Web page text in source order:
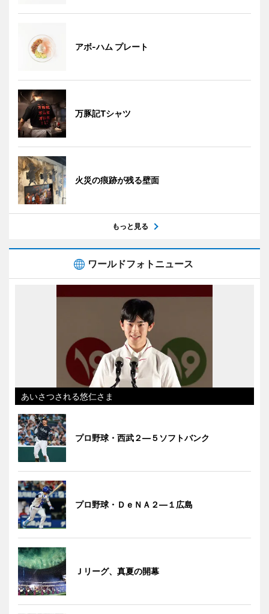
アボ-ハム プレート
万豚記Tシャツ
火災の痕跡が残る壁面
もっと見る
ワールドフォトニュース
あいさつされる悠仁さま
プロ野球・西武２―５ソフトバンク
プロ野球・ＤｅＮＡ２―１広島
Ｊリーグ、真夏の開幕